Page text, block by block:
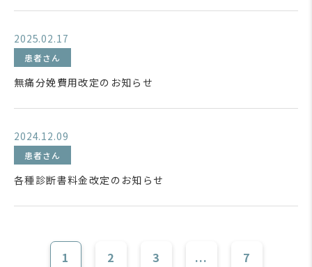
2025.02.17
患者さん
無痛分娩費用改定のお知らせ
2024.12.09
患者さん
各種診断書料金改定のお知らせ
1 2 3 ... 7